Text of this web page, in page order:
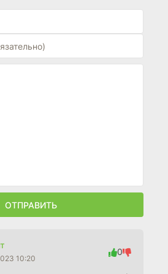
ОТПРАВИТЬ
10:20
0